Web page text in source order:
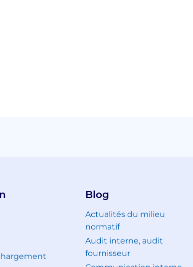
Blog
Actualités du milieu
normatif
Audit interne, audit
fournisseur